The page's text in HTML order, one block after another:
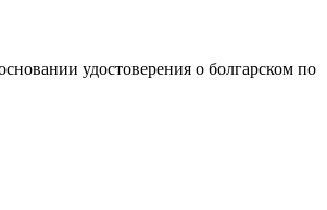
удостоверения о болгарском по